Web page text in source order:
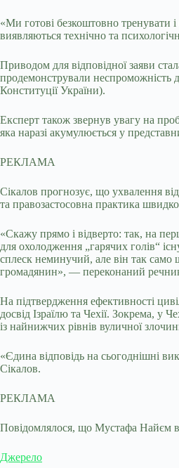
«Ми готові безкоштовно тренувати
виявляються технічно та
Приводом для відповідної заяви
продемонстрували неспроможність
Конституції України).
Експерт також звернув увагу на
яка наразі акумулюється у
РЕКЛАМА
Сікалов прогнозує, що ухвалення
та правозастосовна практика
«Скажу прямо і відверто: так, на
для охолодження „гарячих голів“
сплеск неминучий, але він так само
громадянин», — переконаний речник
На підтвердження ефективності
досвід Ізраїлю та Чехії. Зокрема, у
із найнижчих рівнів вуличної
«Єдина відповідь на сьогоднішні
Сікалов.
РЕКЛАМА
Повідомлялося, що Мустафа Найєм
Джерело